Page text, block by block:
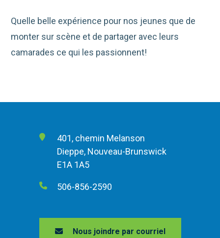
Quelle belle expérience pour nos jeunes que de
monter sur scène et de partager avec leurs
camarades ce qui les passionnent!
401, chemin Melanson
Dieppe, Nouveau-Brunswick
E1A 1A5
506-856-2590
Nous joindre par courriel